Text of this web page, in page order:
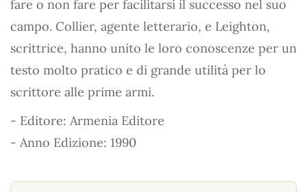
fare o non fare per facilitarsi il successo nel suo
campo. Collier, agente letterario, e Leighton,
scrittrice, hanno unito le loro conoscenze per un
testo molto pratico e di grande utilità per lo
scrittore alle prime armi.
- Editore: Armenia Editore
- Anno Edizione: 1990